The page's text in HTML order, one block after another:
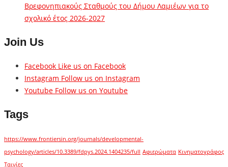
Βρεφονηπιακούς Σταθμούς του Δήμου Λαμιέων για το
σχολικό έτος 2026-2027
Join Us
Facebook Like us on Facebook
Instagram Follow us on Instagram
Youtube Follow us on Youtube
Tags
https://www.frontiersin.org/journals/developmental-
psychology/articles/10.3389/fdpys.2024.1404235/full Αφιερώματα Κινηματογράφος
Ταινίες